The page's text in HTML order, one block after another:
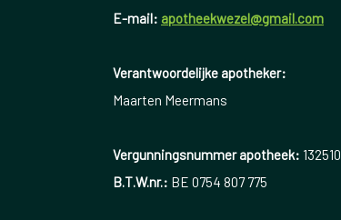
E-mail: apotheekwezel@gmail.com
Verantwoordelijke apotheker:
Maarten Meermans
Vergunningsnummer apotheek: 132510
B.T.W.nr.: BE 0754 807 775